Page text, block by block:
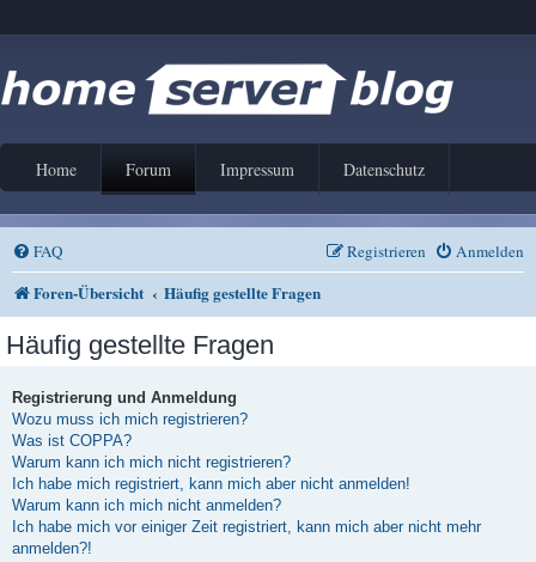
Home Forum Impressum Datenschutz
FAQ Anmelden
Registrieren
Foren-Übersicht Häufig gestellte Fragen
Häufig gestellte Fragen
Registrierung und Anmeldung
Wozu muss ich mich registrieren?
Was ist COPPA?
Warum kann ich mich nicht registrieren?
Ich habe mich registriert, kann mich aber nicht anmelden!
Warum kann ich mich nicht anmelden?
Ich habe mich vor einiger Zeit registriert, kann mich aber nicht mehr
anmelden?!